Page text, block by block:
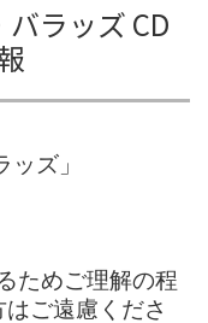
ラッズ CD
ズ」
ためご理解の程
ご遠慮くださ